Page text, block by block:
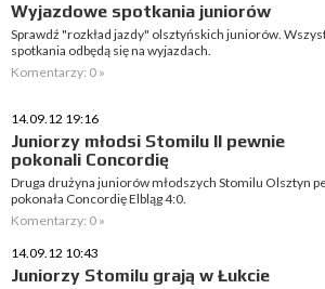
Wyjazdowe spotkania juniorów
Sprawdź "rozkład jazdy" olsztyńskich juniorów.
spotkania odbędą się na wyjazdach.
Komentarzy: 0 »
14.09.12 19:16
Juniorzy młodsi Stomilu II pewnie
pokonali Concordię
Druga drużyna juniorów młodszych Stomilu Olsztyn
pokonała Concordię Elbląg 4:0.
Komentarzy: 0 »
14.09.12 10:43
Juniorzy Stomilu grają w Łukcie